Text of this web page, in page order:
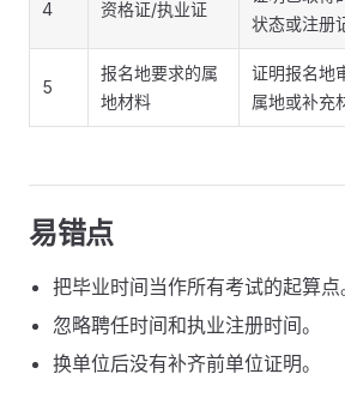
4 资格证/执业证
状态或注册
5
报名地要求的属
地材料
证明报名地
属地或补充
易错点
把毕业时间当作所有考试的起算点
忽略聘任时间和执业注册时间。
换单位后没有补齐前单位证明。